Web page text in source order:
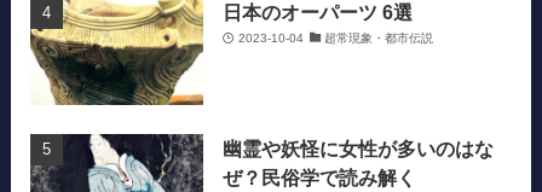
日本のオーパーツ 6選
2023-10-04 超常現象・都市伝説
幽霊や妖怪に女性が多いのはな
ぜ？民俗学で読み解く